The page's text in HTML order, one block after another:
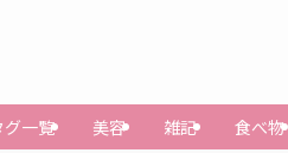
グ一覧 美容 雑記 食べ物